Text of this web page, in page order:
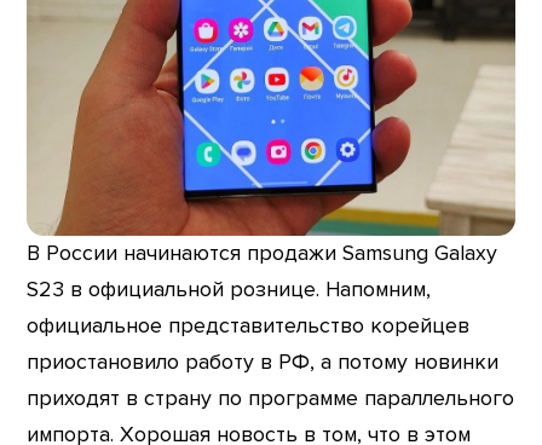
В России начинаются продажи Samsung Galaxy
S23 в официальной рознице. Напомним,
официальное представительство корейцев
приостановило работу в РФ, а потому новинки
приходят в страну по программе параллельного
импорта. Хорошая новость в том, что в этом